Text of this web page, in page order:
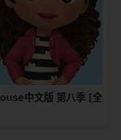
中文版 第八季 [全